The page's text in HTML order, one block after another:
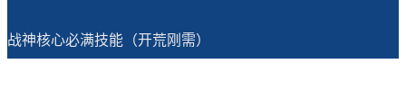
战神核心必满技能（开荒刚需）